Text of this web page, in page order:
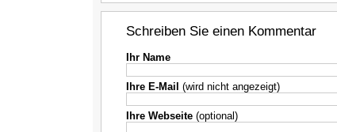
Schreiben Sie einen Kommentar
Ihr Name
Ihre E-Mail (wird nicht angezeigt)
Ihre Webseite(optional)